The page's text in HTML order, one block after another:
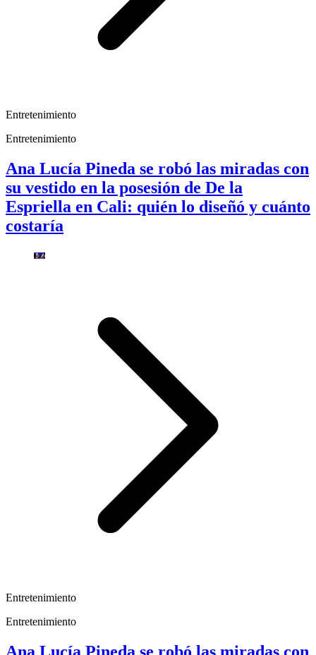
Entretenimiento
Entretenimiento
Ana Lucía Pineda se robó las miradas con
su vestido en la posesión de De la
Espriella en Cali: quién lo diseñó y cuánto
costaría
Entretenimiento
Entretenimiento